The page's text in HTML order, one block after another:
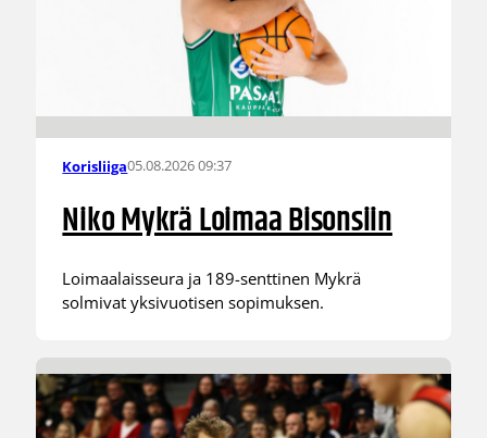
Korisliiga05.08.2026 09:37
Niko Mykrä Loimaa Bisonsiin
Loimaalaisseura ja 189-senttinen Mykrä
solmivat yksivuotisen sopimuksen.